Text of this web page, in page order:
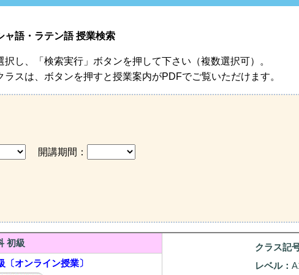
語・ラテン語 授業検索
し、「検索実行」ボタンを押して下さい（複数選択可）。
ラスは、ボタンを押すと授業案内がPDFでご覧いただけます。
開講期間：
初級 クラス記
レベル：
オンライン授業〕